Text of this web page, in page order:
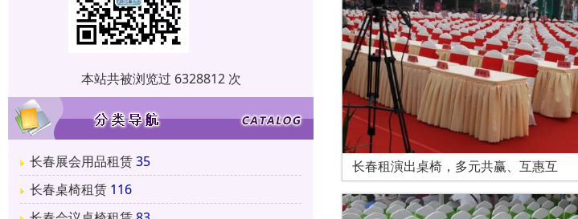
本站共被浏览过 6328812 次
长春展会用品租赁35
长春桌椅租赁 116
长春租演出桌椅，多元共赢、互惠互